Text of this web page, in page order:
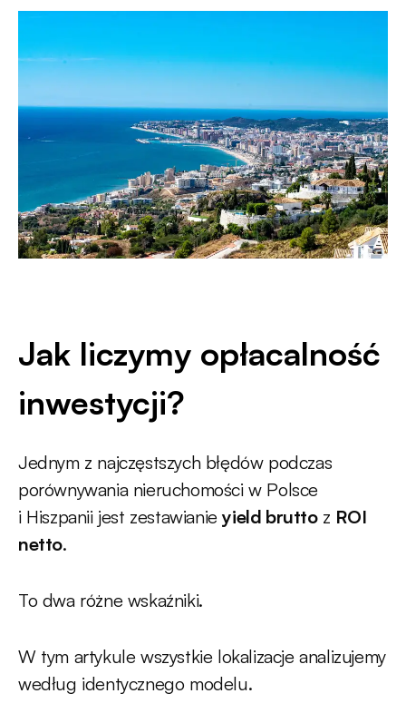
Jak liczymy opłacalność
inwestycji?
Jednym z najczęstszych błędów podczas
porównywania nieruchomości w Polsce
i Hiszpanii jest zestawianieyield bruttoz ROI
netto.
To dwa różne wskaźniki.
W tym artykule wszystkie lokalizacje analizujemy
według identycznego modelu.